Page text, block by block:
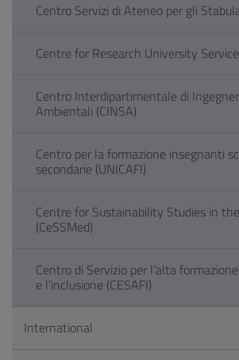
Centro Servizi di Ateneo per gli
Centre for Research University
Centro Interdipartimentale di
Ambientali (CINSA)
Centro per la formazione insegnanti
secondarie (UNICAFI)
Centre for Sustainability Studies in
(CeSSMed)
Centro di Servizio per l’alta
e l’inclusione (CESAFI)
International